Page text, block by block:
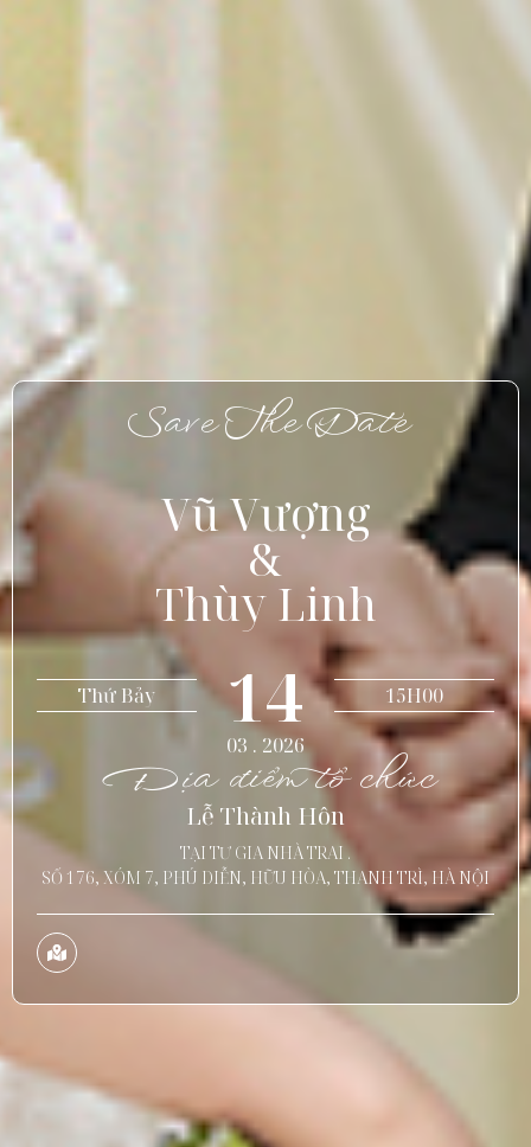
Save The Date
Vũ Vượng
&
Thùy Linh
Thứ Bảy 14
15H00
03 . 2026
Địa điểm tổ chức
Lễ Thành Hôn
TẠI TƯ GIA NHÀ TRAI .
SỐ 176, XÓM 7, PHÚ DIỄN, HỮU HÒA, THANH TRÌ, HÀ NỘI